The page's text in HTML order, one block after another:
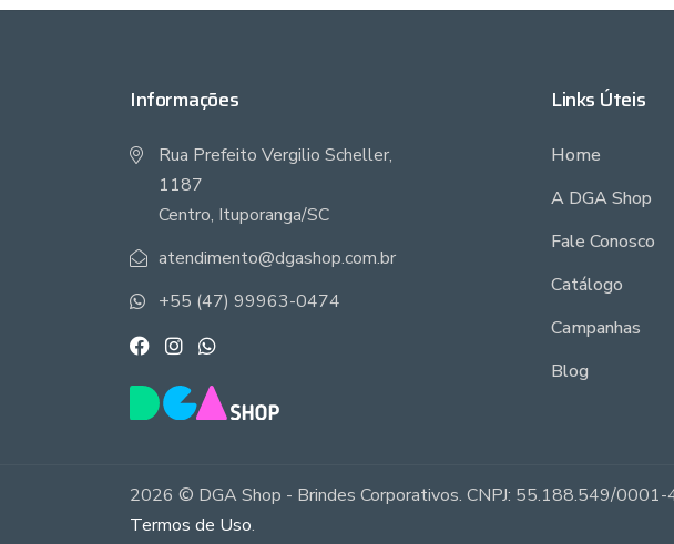
Informações
Rua Prefeito Vergilio Scheller,
1187
Centro, Ituporanga/SC
atendimento@dgashop.com.br
+55 (47) 99963-0474
Links Úteis
Home
A DGA Shop
Fale Conosco
Catálogo
Campanhas
Blog
2026 © DGA Shop - Brindes Corporativos. CNPJ: 55.188.549/
Termos de Uso.